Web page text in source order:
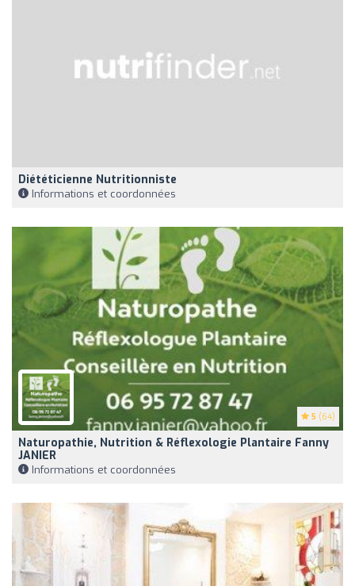
Diététicienne Nutritionniste
Informations et coordonnées
5 (64)
Naturopathie, Nutrition & Réflexologie Plantaire Fanny
JANIER
Informations et coordonnées